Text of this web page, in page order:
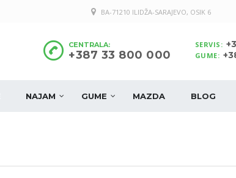
BA-71210 ILIDŽA-SARAJEVO, OSIK 6
SERVIS:
GUME:
CENTRALA:
+387 33 800 000
NAJAM GUME MAZDA BLOG